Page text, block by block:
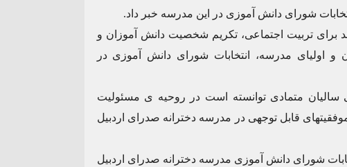
شورای دانش آموزی در این مدرسه خبر داد.
برای تربیت اجتماعی، تکریم شخصیت دانش آموزان و
و اولیای مدرسه، انتخابات شورای دانش آموزی در
متمادی توانسته است در روحیه ی مسئولیت
قابل توجهی در مدرسه دخترانه صدرای اردبیل
شورای دانش آموزی مدرسه دخترانه صدرای اردبیل